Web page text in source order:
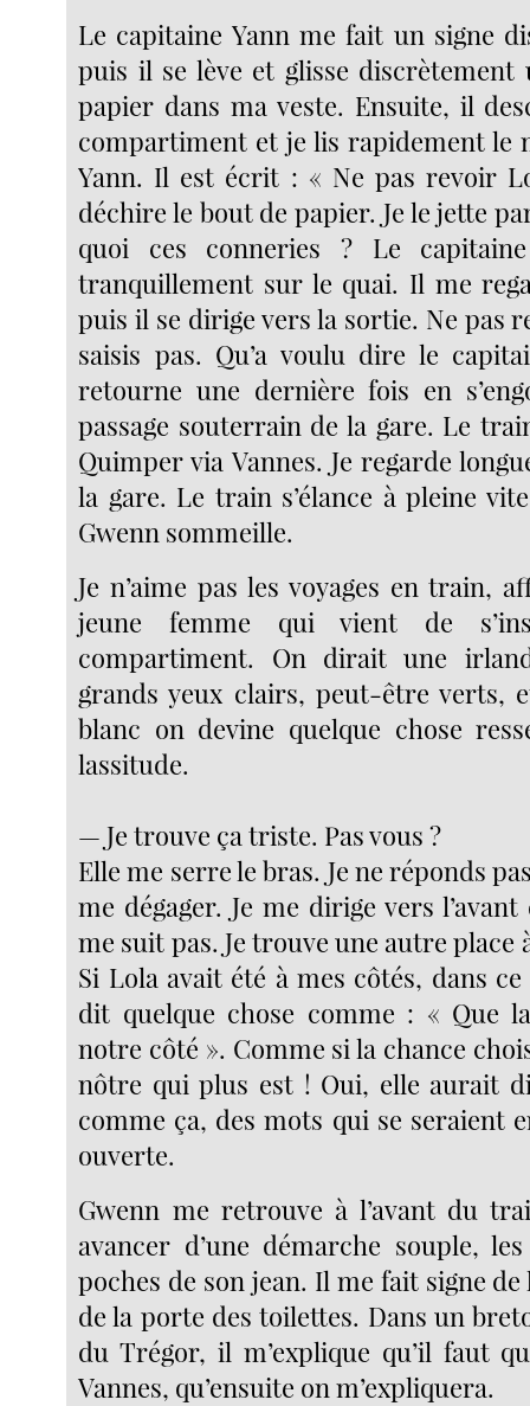
Le capitaine Yann me fait un signe
puis il se lève et glisse
papier dans ma veste. Ensuite, il
compartiment et je lis rapidement le
Yann. Il est écrit : « Ne pas revoir
déchire le bout de papier. Je le jette
quoi ces conneries ? Le
tranquillement sur le quai. Il me
puis il se dirige vers la sortie. Ne pas
saisis pas. Qu’a voulu dire le
retourne une dernière fois en
passage souterrain de la gare. Le
Quimper via Vannes. Je regarde
la gare. Le train s’élance à pleine
Gwenn sommeille.
Je n’aime pas les voyages en train,
jeune femme qui vient de
compartiment. On dirait une
grands yeux clairs, peut-être verts,
blanc on devine quelque chose
lassitude.
— Je trouve ça triste. Pas vous ?
Elle me serre le bras. Je ne réponds
me dégager. Je me dirige vers
me suit pas. Je trouve une autre place
Si Lola avait été à mes côtés, dans
dit quelque chose comme : « Que
notre côté ». Comme si la chance
nôtre qui plus est ! Oui, elle aurait
comme ça, des mots qui se seraient
ouverte.
Gwenn me retrouve à l’avant du
avancer d’une démarche souple,
poches de son jean. Il me fait signe
de la porte des toilettes. Dans un
du Trégor, il m’explique qu’il faut
Vannes, qu’ensuite on m’expliquera.